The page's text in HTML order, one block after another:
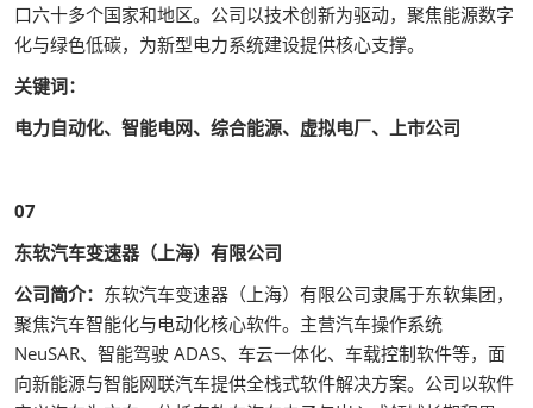
口六十多个国家和地区。公司以技术创新为驱动，聚焦能源数字
化与绿色低碳，为新型电力系统建设提供核心支撑。
关键词：
电力自动化、智能电网、综合能源、虚拟电厂、上市公司
07
东软汽车变速器（上海）有限公司
公司简介： 东软汽车变速器（上海）有限公司隶属于东软集团，
聚焦汽车智能化与电动化核心软件。主营汽车操作系统
NeuSAR、智能驾驶 ADAS、车云一体化、车载控制软件等，面
向新能源与智能网联汽车提供全栈式软件解决方案。公司以软件